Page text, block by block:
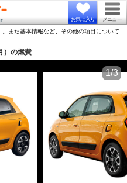
お気に入り メニュー
また基本情報など、その他の項目について
）の燃費
1/3